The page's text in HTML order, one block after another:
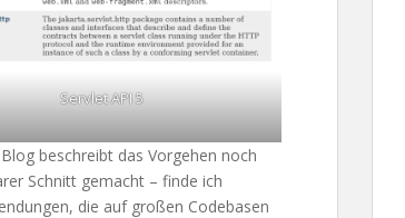
Servlet API 5
Blog beschreibt das Vorgehen noch
Schnitt gemacht – finde ich
die auf großen Codebasen